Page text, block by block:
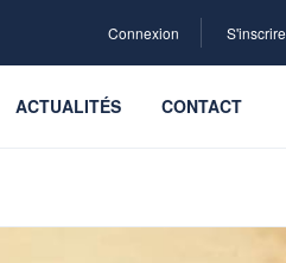
Connexion S'inscrire
ACTUALITÉS CONTACT